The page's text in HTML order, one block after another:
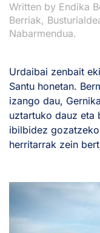
Written by Endika
Berriak,
Nabarmendua.
Urdaibai zenbait
Santu honetan.
izango dau,
uztartuko dauz eta
ibilbidez
herritarrak zein